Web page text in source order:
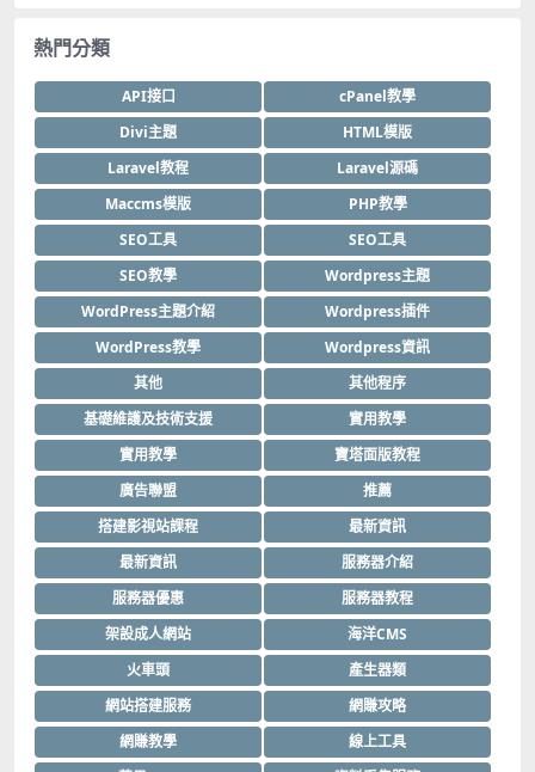
熱門分類
API接口
cPanel教學
Divi主題
HTML模版
Laravel教程
Laravel源碼
Maccms模版
PHP教學
SEO工具
SEO工具
SEO教學
Wordpress主題
WordPress主題介紹
Wordpress插件
WordPress教學
Wordpress資訊
其他
其他程序
基礎維護及技術支援
實用教學
實用教學
寶塔面版教程
廣告聯盟
推薦
搭建影視站課程
最新資訊
最新資訊
服務器介紹
服務器優惠
服務器教程
架設成人網站
海洋CMS
火車頭
產生器類
網站搭建服務
網賺攻略
網賺教學
線上工具